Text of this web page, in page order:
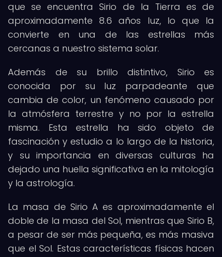
que se encuentra Sirio de la Tierra es de
aproximadamente 8.6 años luz, lo que la
convierte en una de las estrellas más
cercanas a nuestro sistema solar.
Además de su brillo distintivo, Sirio es
conocida por su luz parpadeante que
cambia de color, un fenómeno causado por
la atmósfera terrestre y no por la estrella
misma. Esta estrella ha sido objeto de
fascinación y estudio a lo largo de la historia,
y su importancia en diversas culturas ha
dejado una huella significativa en la mitología
y la astrología.
La masa de Sirio A es aproximadamente el
doble de la masa del Sol, mientras que Sirio B,
a pesar de ser más pequeña, es más masiva
que el Sol. Estas características físicas hacen